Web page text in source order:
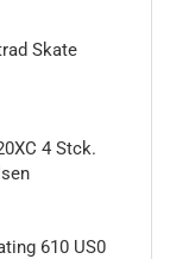
Skate
4 Stck.
610 US0